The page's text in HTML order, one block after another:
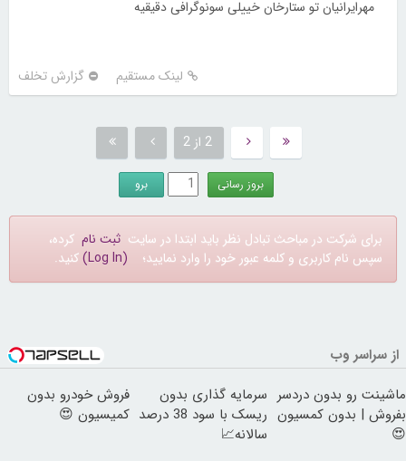
مهرایرانیان تو ستارخان خییلی سونوگرافی دقیقیه
لینک مستقیم گزارش تخلف
2 از 2
برای شرکت در مباحث تبادل نظر باید ابتدا در سایت ثبت نام کرده،
سپس نام کاربری و کلمه عبور خود را وارد نمایید؛ (Log In) کنید.
از سراسر وب
ماشینت رو بدون دردسر
بفروش | بدون کمسیون
😍
سرمایه گذاری بدون
ریسک با سود 38 درصد
سالانه📈
فروش خودرو بدون
کمیسیون 😍